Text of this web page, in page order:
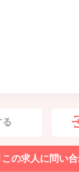
る
この求人に問い